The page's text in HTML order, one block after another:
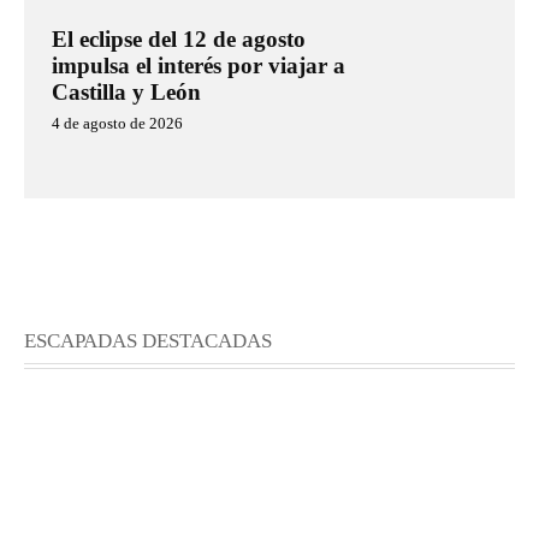
El eclipse del 12 de agosto
impulsa el interés por viajar a
Castilla y León
4 de agosto de 2026
ESCAPADAS DESTACADAS